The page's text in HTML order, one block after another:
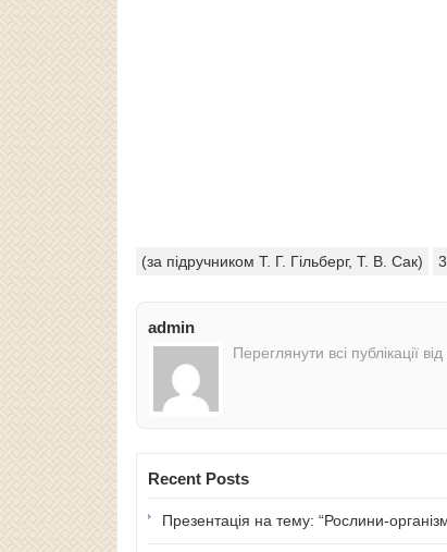
(за підручником Т. Г. Гільберг, Т. В. Сак)
admin
Переглянути всі публікації
Recent Posts
Презентація на тему: “Рослини-